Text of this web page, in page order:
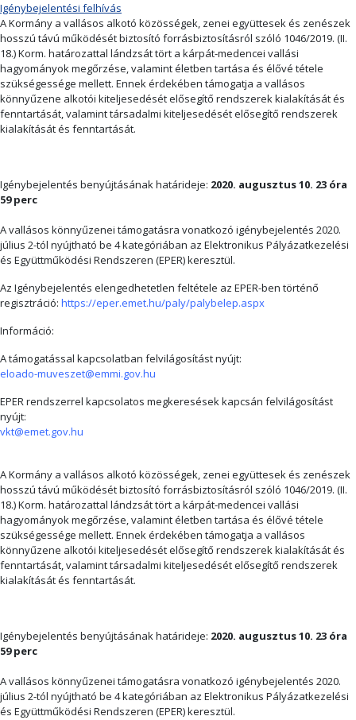
Igénybejelentési felhívás
A Kormány a vallásos alkotó közösségek, zenei együttesek és zenészek
hosszú távú működését biztosító forrásbiztosításról szóló 1046/2019. (II.
18.) Korm. határozattal lándzsát tört a kárpát-medencei vallási
hagyományok megőrzése, valamint életben tartása és élővé tétele
szükségessége mellett. Ennek érdekében támogatja a vallásos
könnyűzene alkotói kiteljesedését elősegítő rendszerek kialakítását és
fenntartását, valamint társadalmi kiteljesedését elősegítő rendszerek
kialakítását és fenntartását.
Igénybejelentés benyújtásának határideje: 2020. augusztus 10. 23 óra
59 perc
A vallásos könnyűzenei támogatásra vonatkozó igénybejelentés 2020.
július 2-tól nyújtható be 4 kategóriában az Elektronikus Pályázatkezelési
és Együttműködési Rendszeren (EPER) keresztül.
Az Igénybejelentés elengedhetetlen feltétele az EPER-ben történő
regisztráció: https://eper.emet.hu/paly/palybelep.aspx
Információ:
A támogatással kapcsolatban felvilágosítást nyújt:
eloado-muveszet@emmi.gov.hu
EPER rendszerrel kapcsolatos megkeresések kapcsán felvilágosítást
nyújt:
vkt@emet.gov.hu
A Kormány a vallásos alkotó közösségek, zenei együttesek és zenészek
hosszú távú működését biztosító forrásbiztosításról szóló 1046/2019. (II.
18.) Korm. határozattal lándzsát tört a kárpát-medencei vallási
hagyományok megőrzése, valamint életben tartása és élővé tétele
szükségessége mellett. Ennek érdekében támogatja a vallásos
könnyűzene alkotói kiteljesedését elősegítő rendszerek kialakítását és
fenntartását, valamint társadalmi kiteljesedését elősegítő rendszerek
kialakítását és fenntartását.
Igénybejelentés benyújtásának határideje: 2020. augusztus 10. 23 óra
59 perc
A vallásos könnyűzenei támogatásra vonatkozó igénybejelentés 2020.
július 2-tól nyújtható be 4 kategóriában az Elektronikus Pályázatkezelési
és Együttműködési Rendszeren (EPER) keresztül.